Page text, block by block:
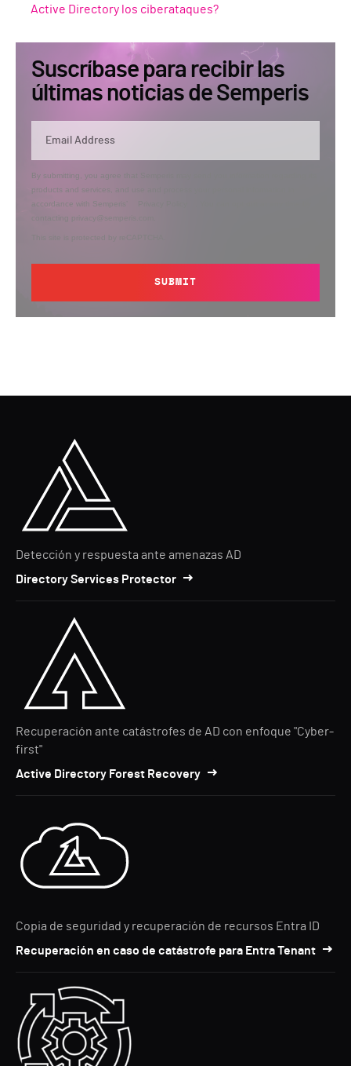
Active Directory los ciberataques?
Suscríbase para recibir las
últimas noticias de Semperis
By submitting, you agree that Semperis may send you information regarding its
products and services, and use and process your personal information in
accordance with Semperis’
contacting privacy@semperis.com.
This site is protected by reCAPTCHA.
SUBMIT
Detección y respuesta ante amenazas AD
Directory Services Protector
Recuperación ante catástrofes de AD con enfoque "Cyber-
first"
Active Directory Forest Recovery
Copia de seguridad y recuperación de recursos Entra ID
Recuperación en caso de catástrofe para Entra Tenant